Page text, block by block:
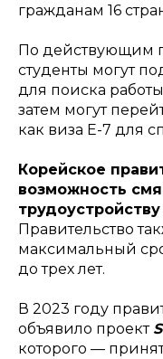
гражданам 16
По действующим
студенты могут
для поиска
затем могут
как виза E-7 для
Корейское
возможность
Правительство
максимальный
до трех лет.
В 2023 году
объявило проект
которого —